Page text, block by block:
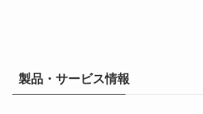
製品・サービス情報